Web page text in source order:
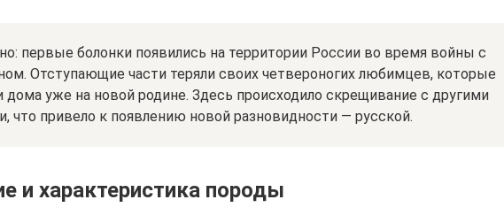
первые болонки появились на территории России во время войны с
Отступающие части теряли своих четвероногих любимцев, которые
дома уже на новой родине. Здесь происходило скрещивание с другими
что привело к появлению новой разновидности — русской.
и характеристика породы